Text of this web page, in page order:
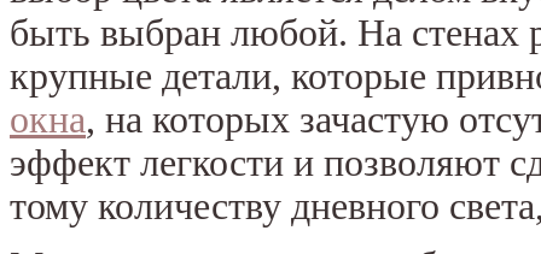
быть выбран любой. На стенах
крупные детали, которые
окна, на которых зачастую
эффект легкости и позволяют
тому количеству дневного